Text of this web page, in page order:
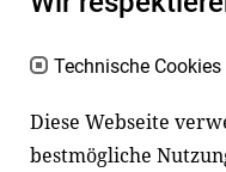
Technische Cookies
Diese Webseite
bestmögliche